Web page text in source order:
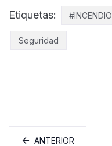
Etiquetas: #INCENDIO
Seguridad
ANTERIOR